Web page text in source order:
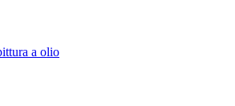
a olio